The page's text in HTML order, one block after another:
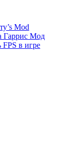
Mod
Гаррис Мод
FPS в игре